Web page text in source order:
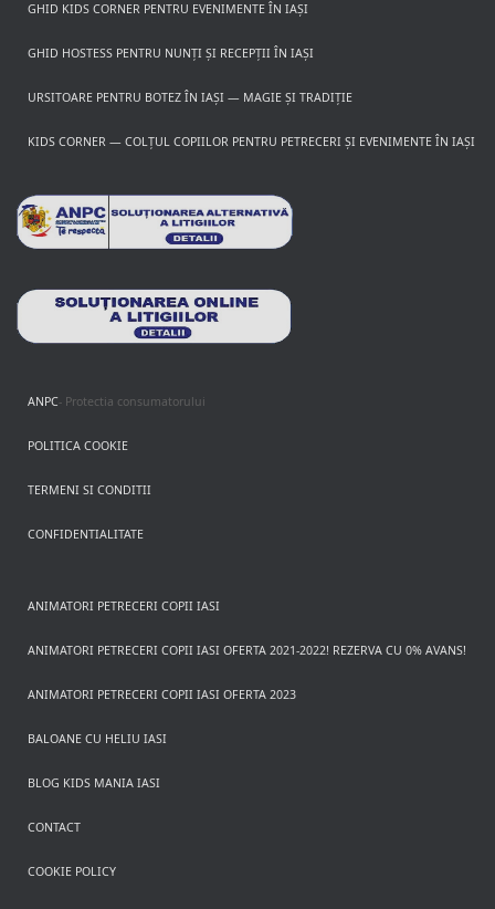
GHID KIDS CORNER PENTRU EVENIMENTE ÎN IAȘI
GHID HOSTESS PENTRU NUNȚI ȘI RECEPȚII ÎN IAȘI
URSITOARE PENTRU BOTEZ ÎN IAȘI — MAGIE ȘI TRADIȚIE
KIDS CORNER — COLȚUL COPIILOR PENTRU PETRECERI ȘI EVENIMENTE ÎN IAȘI
ANPC- Protectia consumatorului
POLITICA COOKIE
TERMENI SI CONDITII
CONFIDENTIALITATE
ANIMATORI PETRECERI COPII IASI
ANIMATORI PETRECERI COPII IASI OFERTA 2021-2022! REZERVA CU 0% AVANS!
ANIMATORI PETRECERI COPII IASI OFERTA 2023
BALOANE CU HELIU IASI
BLOG KIDS MANIA IASI
CONTACT
COOKIE POLICY